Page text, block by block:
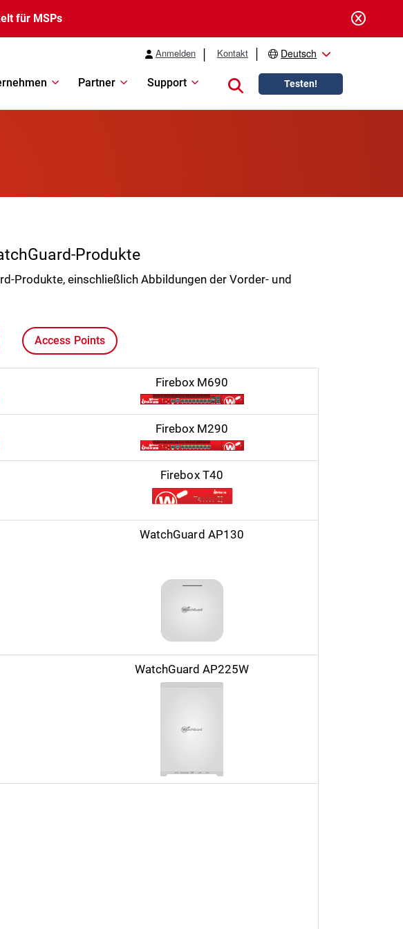
für MSPs
Anmelden Kontakt Deutsch
Partner Support Close search
Testen!
Produkte
Produkte, einschließlich Abbildungen der Vorder- und
Access Points
Firebox M690
Firebox M290
Firebox T40
WatchGuard AP130
WatchGuard AP225W